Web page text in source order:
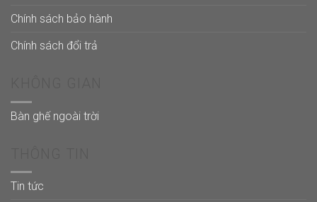
Chính sách bảo hành
Chính sách đổi trả
Bàn ghế ngoài trời
Tin tức